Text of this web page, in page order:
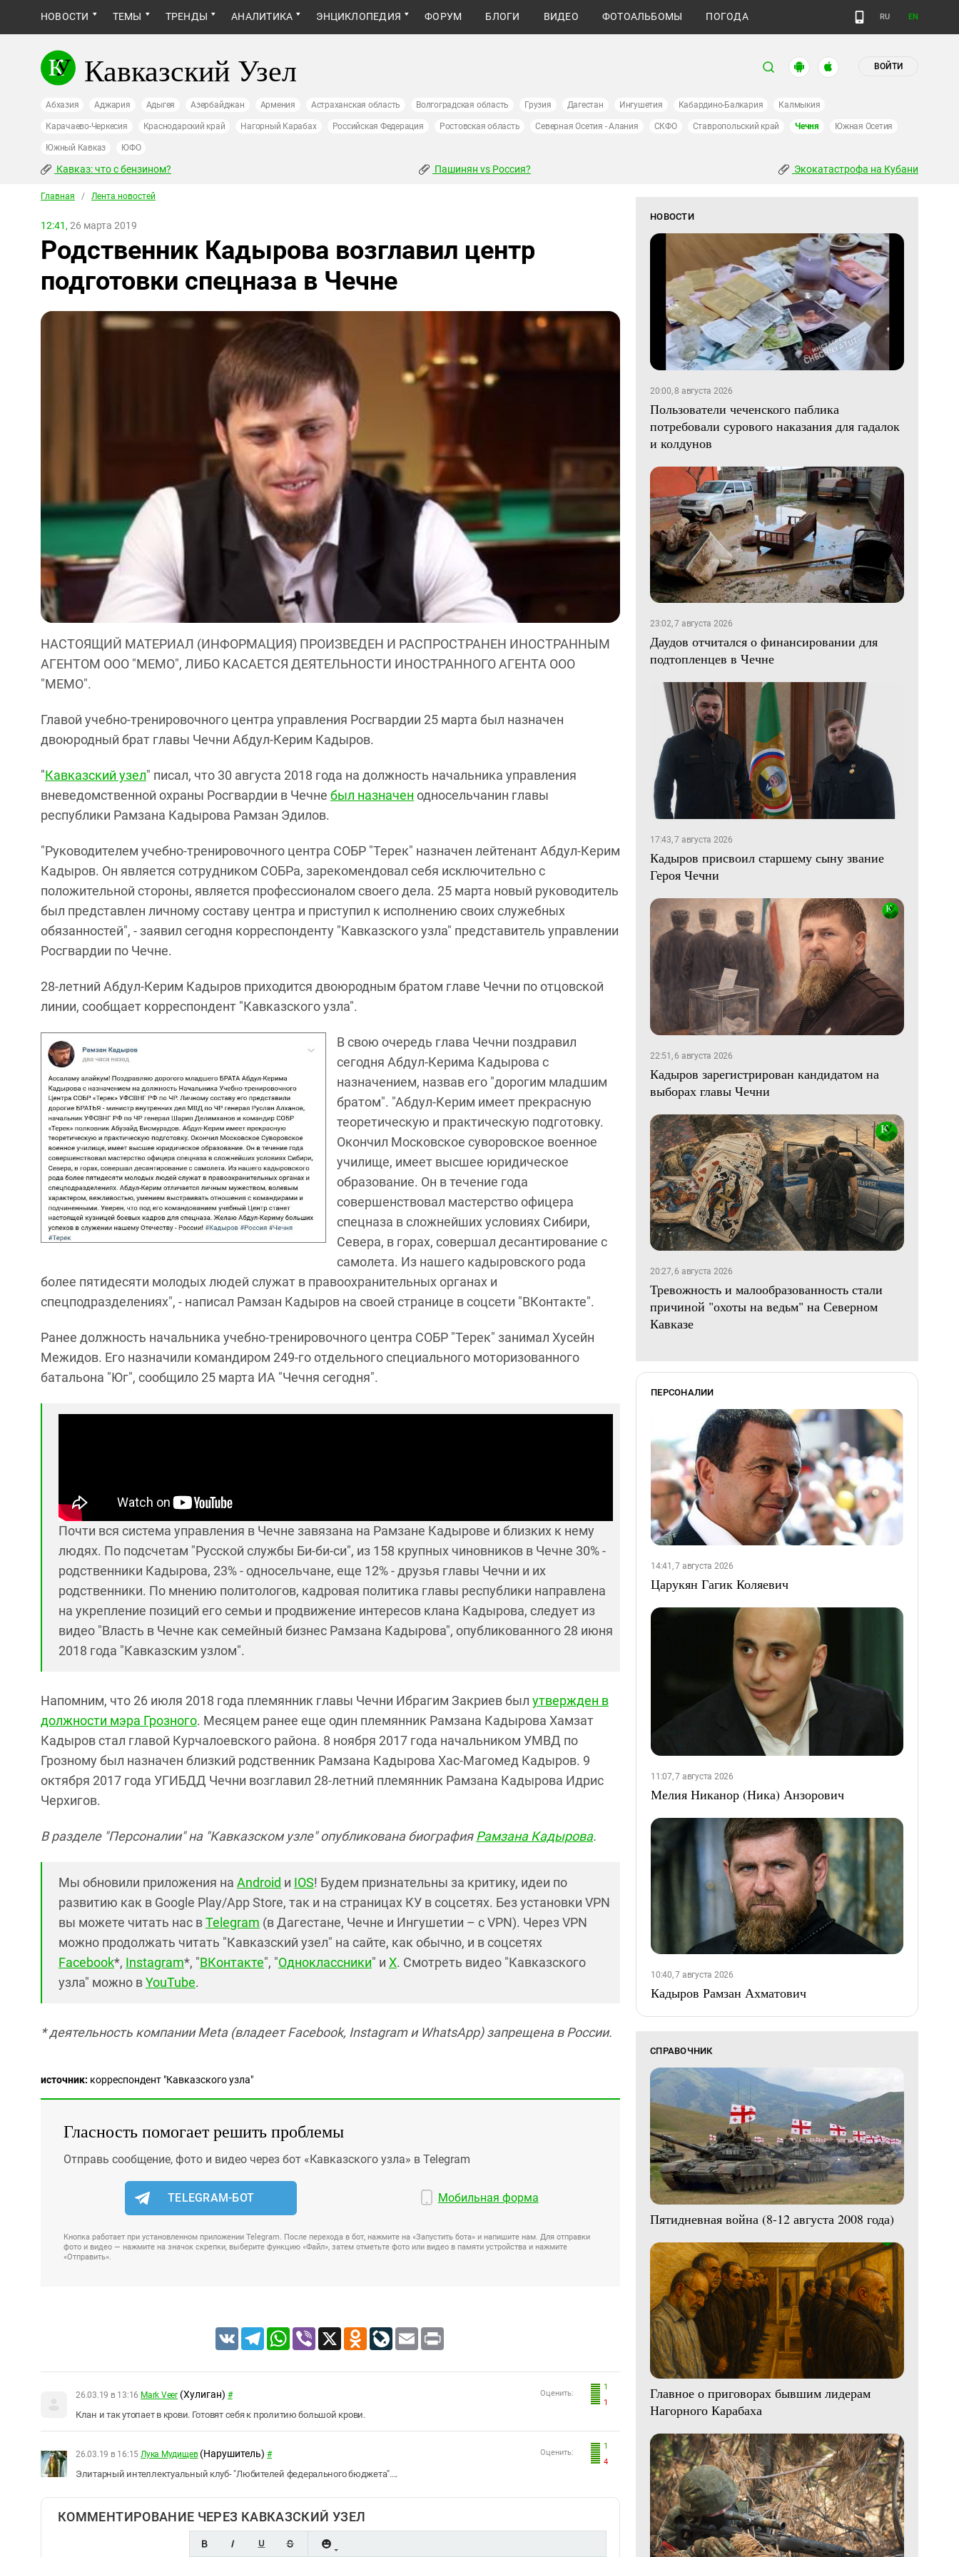
НОВОСТИ ТЕМЫ ТРЕНДЫ АНАЛИТИКА ЭНЦИКЛОПЕДИЯ ФОРУМ БЛОГИ ВИДЕО ФОТОАЛЬБОМЫ ПОГОДА RU EN
Кавказский Узел ВОЙТИ
Абхазия Аджария Адыгея Азербайджан Армения Астраханская область Волгоградская область Грузия Дагестан Ингушетия Кабардино-Балкария Калмыкия
Карачаево-Черкесия Краснодарский край Нагорный Карабах Российская Федерация Ростовская область Северная Осетия - Алания СКФО Ставропольский край Чечня Южная Осетия
Южный Кавказ ЮФО
Кавказ: что с бензином? Пашинян vs Россия? Экокатастрофа на Кубани
Главная / Лента новостей
12:41, 26 марта 2019
Родственник Кадырова возглавил центр
подготовки спецназа в Чечне
НАСТОЯЩИЙ МАТЕРИАЛ (ИНФОРМАЦИЯ) ПРОИЗВЕДЕН И РАСПРОСТРАНЕН ИНОСТРАННЫМ
АГЕНТОМ ООО "МЕМО", ЛИБО КАСАЕТСЯ ДЕЯТЕЛЬНОСТИ ИНОСТРАННОГО АГЕНТА ООО
"МЕМО".
Главой учебно-тренировочного центра управления Росгвардии 25 марта был назначен
двоюродный брат главы Чечни Абдул-Керим Кадыров.
"Кавказский узел" писал, что 30 августа 2018 года на должность начальника управления
вневедомственной охраны Росгвардии в Чечне был назначен односельчанин главы
республики Рамзана Кадырова Рамзан Эдилов.
"Руководителем учебно-тренировочного центра СОБР "Терек" назначен лейтенант Абдул-Керим
Кадыров. Он является сотрудником СОБРа, зарекомендовал себя исключительно с
положительной стороны, является профессионалом своего дела. 25 марта новый руководитель
был представлен личному составу центра и приступил к исполнению своих служебных
обязанностей", - заявил сегодня корреспонденту "Кавказского узла" представитель управлении
Росгвардии по Чечне.
28-летний Абдул-Керим Кадыров приходится двоюродным братом главе Чечни по отцовской
линии, сообщает корреспондент "Кавказского узла".
В свою очередь глава Чечни поздравил
сегодня Абдул-Керима Кадырова с
назначением, назвав его "дорогим младшим
братом". "Абдул-Керим имеет прекрасную
теоретическую и практическую подготовку.
Окончил Московское суворовское военное
училище, имеет высшее юридическое
образование. Он в течение года
совершенствовал мастерство офицера
спецназа в сложнейших условиях Сибири,
Севера, в горах, совершал десантирование с
самолета. Из нашего кадыровского рода
более пятидесяти молодых людей служат в правоохранительных органах и
спецподразделениях", - написал Рамзан Кадыров на своей странице в соцсети "ВКонтакте".
Ранее должность начальника учебно-тренировочного центра СОБР "Терек" занимал Хусейн
Межидов. Его назначили командиром 249-го отдельного специального моторизованного
батальона "Юг", сообщило 25 марта ИА "Чечня сегодня".
Почти вся система управления в Чечне завязана на Рамзане Кадырове и близких к нему
людях. По подсчетам "Русской службы Би-би-си", из 158 крупных чиновников в Чечне 30% -
родственники Кадырова, 23% - односельчане, еще 12% - друзья главы Чечни и их
родственники. По мнению политологов, кадровая политика главы республики направлена
на укрепление позиций его семьи и продвижение интересов клана Кадырова, следует из
видео "Власть в Чечне как семейный бизнес Рамзана Кадырова", опубликованного 28 июня
2018 года "Кавказским узлом".
Напомним, что 26 июля 2018 года племянник главы Чечни Ибрагим Закриев был утвержден в
должности мэра Грозного. Месяцем ранее еще один племянник Рамзана Кадырова Хамзат
Кадыров стал главой Курчалоевского района. 8 ноября 2017 года начальником УМВД по
Грозному был назначен близкий родственник Рамзана Кадырова Хас-Магомед Кадыров. 9
октября 2017 года УГИБДД Чечни возглавил 28-летний племянник Рамзана Кадырова Идрис
Черхигов.
В разделе "Персоналии" на "Кавказском узле" опубликована биографияРамзана Кадырова.
Мы обновили приложения на Android и IOS! Будем признательны за критику, идеи по
развитию как в Google Play/App Store, так и на страницах КУ в соцсетях. Без установки VPN
вы можете читать нас вTelegram (в Дагестане, Чечне и Ингушетии – с VPN). Через VPN
можно продолжать читать "Кавказский узел" на сайте, как обычно, и в соцсетях
Facebook*, Instagram*, "ВКонтакте", "Одноклассники" и X. Смотреть видео "Кавказского
узла" можно вYouTube.
* деятельность компании Meta (владеет Facebook, Instagram и WhatsApp) запрещена в России.
источник: корреспондент "Кавказского узла"
Гласность помогает решить проблемы
Отправь сообщение, фото и видео через бот «Кавказского узла» в Telegram
TELEGRAM-БОТ Мобильная форма
Кнопка работает при установленном приложении Telegram. После перехода в бот, нажмите на «Запустить бота» и напишите нам. Для отправки
фото и видео — нажмите на значок скрепки, выберите функцию «Файл», затем отметьте фото или видео в памяти устройства и нажмите
«Отправить».
VK TelegramWhatsApp
Viber X Odnoklassniki
LiveJournal
Email
1
1
Оценить:
26.03.19 в 13:16 Mark Veer (Хулиган) #
Клан и так утопает в крови. Готовят себя к пролитию большой крови.
1
4
Оценить:
26.03.19 в 16:15 Лука Мудищев (Нарушитель) #
Элитарный интеллектуальный клуб- "Любителей федерального бюджета"....
КОММЕНТИРОВАНИЕ ЧЕРЕЗ КАВКАЗСКИЙ УЗЕЛ
НОВОСТИ
20:00, 8 августа 2026
Пользователи чеченского паблика
потребовали сурового наказания для гадалок
и колдунов
23:02, 7 августа 2026
Даудов отчитался о финансировании для
подтопленцев в Чечне
17:43, 7 августа 2026
Кадыров присвоил старшему сыну звание
Героя Чечни
22:51, 6 августа 2026
Кадыров зарегистрирован кандидатом на
выборах главы Чечни
20:27, 6 августа 2026
Тревожность и малообразованность стали
причиной "охоты на ведьм" на Северном
Кавказе
ПЕРСОНАЛИИ
14:41, 7 августа 2026
Царукян Гагик Коляевич
11:07, 7 августа 2026
Мелия Никанор (Ника) Анзорович
10:40, 7 августа 2026
Кадыров Рамзан Ахматович
СПРАВОЧНИК
Пятидневная война (8-12 августа 2008 года)
Главное о приговорах бывшим лидерам
Нагорного Карабаха